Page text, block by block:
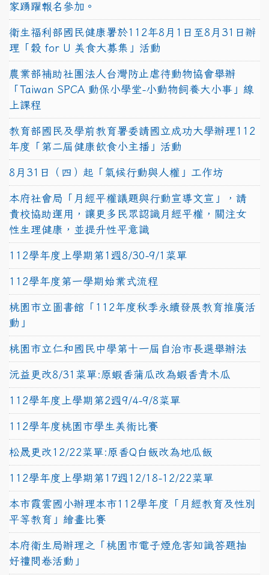
家踴躍報名參加。
衛生福利部國民健康署於112年8月1日至8月31日辦
理「穀 for U 美食大募集」活動
農業部補助社團法人台灣防止虐待動物協會舉辦
「Taiwan SPCA 動保小學堂-小動物飼養大小事」線
上課程
教育部國民及學前教育署委請國立成功大學辦理112
年度「第二屆健康飲食小主播」活動
8月31日（四）起「氣候行動與人權」工作坊
本府社會局「月經平權議題與行動宣導文宣」，請
貴校協助運用，讓更多民眾認識月經平權，關注女
性生理健康，並提升性平意識
112學年度上學期第1週8/30-9/1菜單
112學年度第一學期始業式流程
桃園市立圖書館「112年度秋季永續發展教育推廣活
動」
桃園市立仁和國民中學第十一屆自治市長選舉辦法
沅益更改8/31菜單:原蝦香蒲瓜改為蝦香青木瓜
112學年度上學期第2週9/4-9/8菜單
112學年度桃園市學生美術比賽
松晟更改12/22菜單:原香Q白飯改為地瓜飯
112學年度上學期第17週12/18-12/22菜單
本市霞雲國小辦理本市112學年度「月經教育及性別
平等教育」繪畫比賽
本府衛生局辦理之「桃園市電子煙危害知識答題抽
好禮問卷活動」